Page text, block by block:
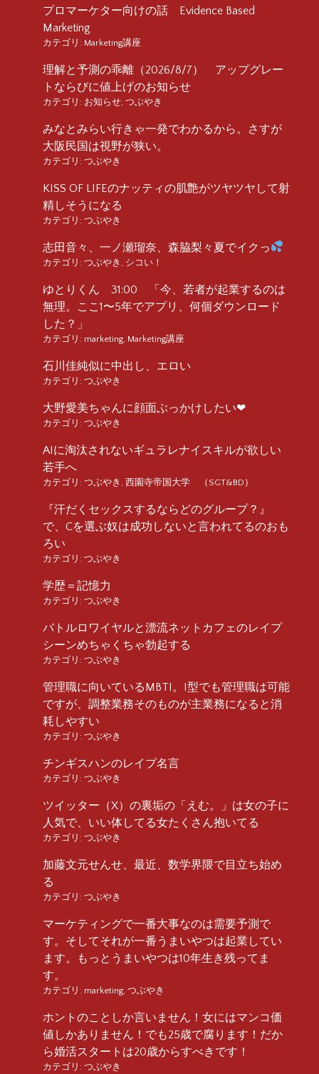
プロマーケター向けの話 Evidence Based
Marketing
カテゴリ: Marketing講座
理解と予測の乖離（2026/8/7） アップグレー
トならびに値上げのお知らせ
カテゴリ: お知らせ つぶやき
みなとみらい行きゃ一発でわかるから。さすが
大阪民国は視野が狭い。
カテゴリ: つぶやき
KISS OF LIFEのナッティの肌艶がツヤツヤして射
精しそうになる
カテゴリ: つぶやき
志田音々、一ノ瀬瑠奈、森脇梨々夏でイクっ
カテゴリ: つぶやき シコい！
ゆとりくん 31:00 「今、若者が起業するのは
無理。ここ1〜5年でアプリ、何個ダウンロード
した？」
カテゴリ: marketing Marketing講座
石川佳純似に中出し、エロい
カテゴリ: つぶやき
大野愛美ちゃんに顔面ぶっかけしたい❤︎
カテゴリ: つぶやき
AIに淘汰されないギュラレナイスキルが欲しい
若手へ
カテゴリ: つぶやき 西園寺帝国大学 （SGT&BD）
『汗だくセックスするならどのグループ？』
で、Cを選ぶ奴は成功しないと言われてるのおも
ろい
カテゴリ: つぶやき
学歴＝記憶力
カテゴリ: つぶやき
バトルロワイヤルと漂流ネットカフェのレイプ
シーンめちゃくちゃ勃起する
カテゴリ: つぶやき
管理職に向いているMBTI。I型でも管理職は可能
ですが、調整業務そのものが主業務になると消
耗しやすい
カテゴリ: つぶやき
チンギスハンのレイプ名言
カテゴリ: つぶやき
ツイッター（X）の裏垢の「えむ。」は女の子に
人気で、いい体してる女たくさん抱いてる
カテゴリ: つぶやき
加藤文元せんせ、最近、数学界隈で目立ち始め
る
カテゴリ: つぶやき
マーケティングで一番大事なのは需要予測で
す。そしてそれが一番うまいやつは起業してい
ます。もっとうまいやつは10年生き残ってま
す。
カテゴリ: marketing つぶやき
ホントのことしか言いません！女にはマンコ価
値しかありません！でも25歳で腐ります！だか
ら婚活スタートは20歳からすべきです！
カテゴリ: つぶやき